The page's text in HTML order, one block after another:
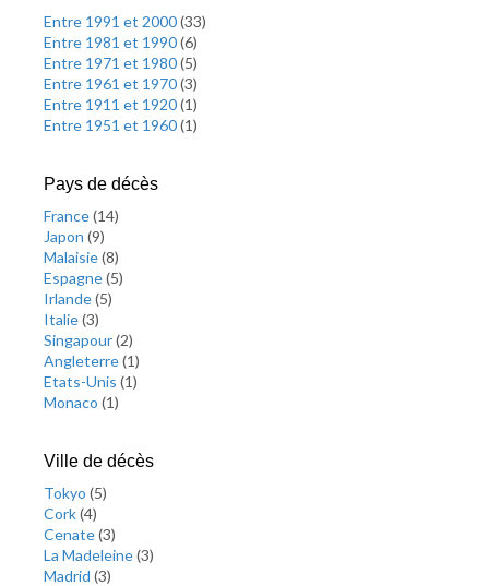
Entre 1991 et 2000(33)
Entre 1981 et 1990(6)
Entre 1971 et 1980(5)
Entre 1961 et 1970(3)
Entre 1911 et 1920(1)
Entre 1951 et 1960(1)
Pays de décès
France(14)
Japon (9)
Malaisie(8)
Espagne(5)
Irlande(5)
Italie(3)
Singapour(2)
Angleterre(1)
Etats-Unis (1)
Monaco (1)
Ville de décès
Tokyo (5)
Cork(4)
Cenate(3)
La Madeleine(3)
Madrid (3)